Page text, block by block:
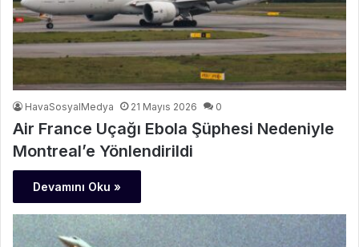
HavaSosyalMedya 21 Mayıs 2026 0
Air France Uçağı Ebola Şüphesi Nedeniyle
Montreal’e Yönlendirildi
Devamını Oku »